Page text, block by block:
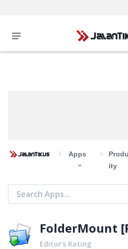
Apps
Ity
FolderMount
Editor’s Rating